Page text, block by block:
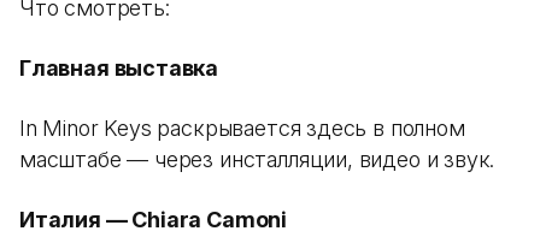
Что смотреть:
Главная выставка
In Minor Keys раскрывается здесь в полном
масштабе — через инсталляции, видео и звук.
Италия — Chiara Camoni